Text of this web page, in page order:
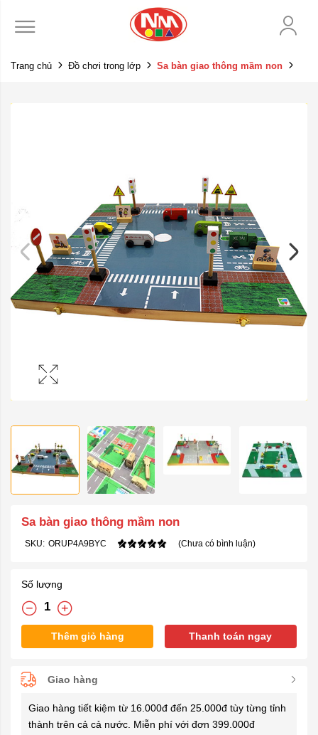
Trang chủ Đồ chơi trong lớp Sa bàn giao thông mầm non
Sa bàn giao thông mầm non
SKU: ORUP4A9BYC (Chưa có bình luận)
Số lượng
Thêm giỏ hàng Thanh toán ngay
Giao hàng
Giao hàng tiết kiệm từ 16.000đ đến 25.000đ tùy từng tỉnh
thành trên cả cả nước. Miễn phí với đơn 399.000đ